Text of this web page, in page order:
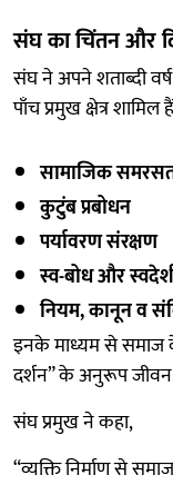
संघ का चिंतन और
संघ ने अपने शताब्दी
पाँच प्रमुख क्षेत्र शामिल
सामाजिक
कुटुंब प्रबोधन
पर्यावरण संरक्षण
स्व-बोध और
नियम, कानून व
इनके माध्यम से समाज
दर्शन” के अनुरूप जीवन
संघ प्रमुख ने कहा,
“व्यक्ति निर्माण से